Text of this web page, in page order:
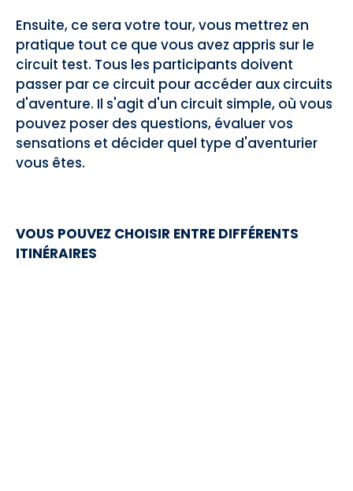
Ensuite, ce sera votre tour, vous mettrez en
pratique tout ce que vous avez appris sur le
circuit test. Tous les participants doivent
passer par ce circuit pour accéder aux circuits
d'aventure. Il s'agit d'un circuit simple, où vous
pouvez poser des questions, évaluer vos
sensations et décider quel type d'aventurier
vous êtes.
VOUS POUVEZ CHOISIR ENTRE DIFFÉRENTS
ITINÉRAIRES